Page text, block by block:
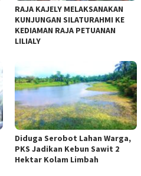
RAJA KAJELY MELAKSANAKAN
KUNJUNGAN SILATURAHMI KE
KEDIAMAN RAJA PETUANAN
LILIALY
Diduga Serobot Lahan Warga,
PKS Jadikan Kebun Sawit 2
Hektar Kolam Limbah